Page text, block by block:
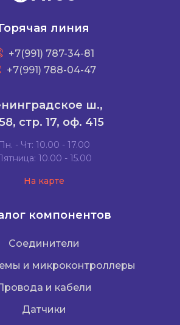
Горячая линия
+7(991) 787-34-81
+7(991) 788-04-47
ш.,
стр. 17, оф. 415
Пн. - Чт: 10.00 - 17.00
10.00 - 15.00
На карте
компонентов
Соединители
и микроконтроллеры
и кабели
Датчики